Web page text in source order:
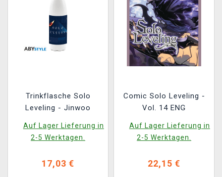
Trinkflasche Solo
Leveling - Jinwoo
Auf Lager Lieferung in
2-5 Werktagen.
17,03 €
Comic Solo Leveling -
Vol. 14 ENG
Auf Lager Lieferung in
2-5 Werktagen.
22,15 €